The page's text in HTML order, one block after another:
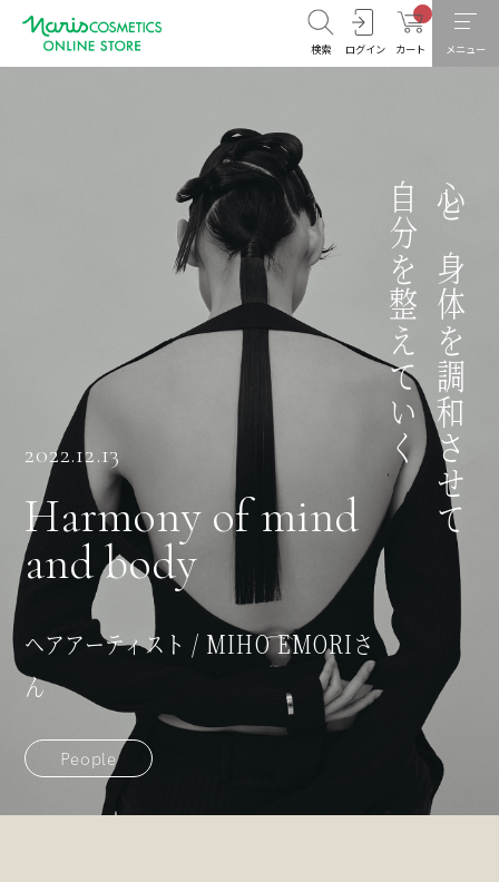
検索 ログイン カート メニュー
2022.12.13
Harmony of mind
and body
ヘアアーティスト / MIHO EMORIさ
ん
People
心と身体を調和させて
自分を整えていく